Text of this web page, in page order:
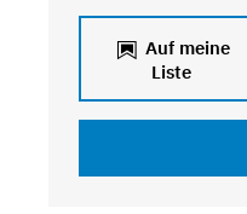
Auf meine
Liste